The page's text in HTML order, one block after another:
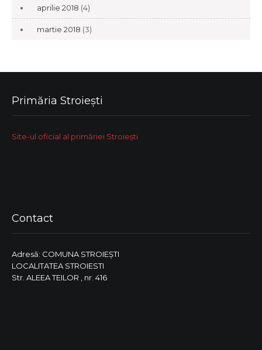
aprilie 2018 (4)
martie 2018 (3)
Primăria Stroiești
Site-ul oficial al primăriei Stroiești
Contact
Adresă: COMUNA STROIEŞTI
LOCALITATEA STROIESTI
Str. ALEEA TEILOR , nr. 416